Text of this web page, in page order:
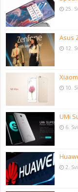
25.
Asus
12.
10.
UMi
6.
2.